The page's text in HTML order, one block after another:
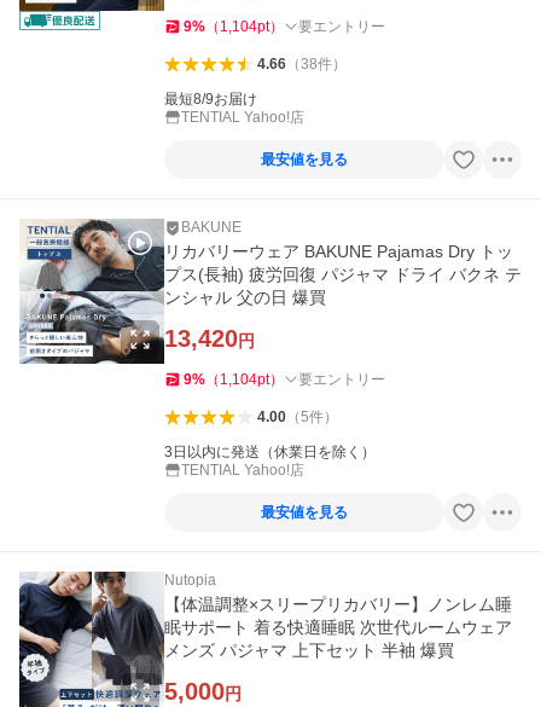
9% （ 1,104pt） 要エントリー
4.66（38件）
最短8/9お届け
TENTIAL Yahoo!店
最安値を見る
BAKUNE
リカバリーウェア BAKUNE Pajamas Dry トッ
プス(長袖) 疲労回復 パジャマ ドライ バクネ テ
ンシャル 父の日 爆買
13,420円
9% （ 1,104pt） 要エントリー
4.00（5件）
3日以内に発送（休業日を除く）
TENTIAL Yahoo!店
最安値を見る
Nutopia
【体温調整×スリープリカバリー】ノンレム睡
眠サポート 着る快適睡眠 次世代ルームウェア
メンズ パジャマ 上下セット 半袖 爆買
5,000円